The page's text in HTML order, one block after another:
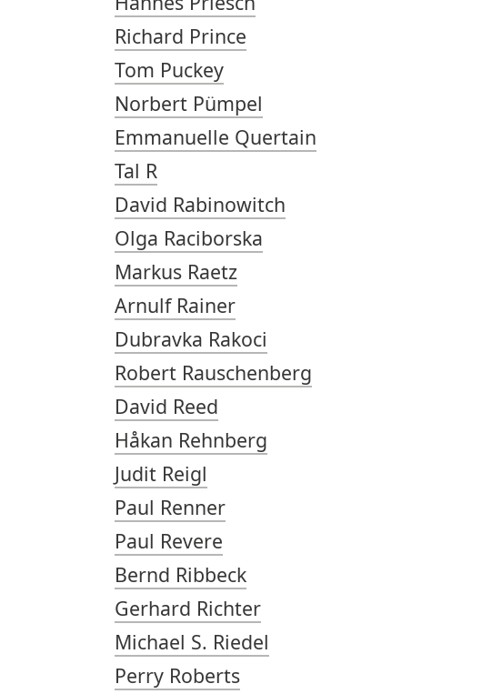
Richard Prince
Tom Puckey
Norbert Pümpel
Emmanuelle Quertain
Tal R
David Rabinowitch
Olga Raciborska
Markus Raetz
Arnulf Rainer
Dubravka Rakoci
Robert Rauschenberg
David Reed
Håkan Rehnberg
Judit Reigl
Paul Renner
Paul Revere
Bernd Ribbeck
Gerhard Richter
Michael S. Riedel
Perry Roberts